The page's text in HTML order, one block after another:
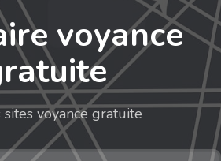
voyance
sites voyance gratuite